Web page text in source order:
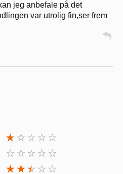
jeg anbefale på det
var utrolig fin,ser frem